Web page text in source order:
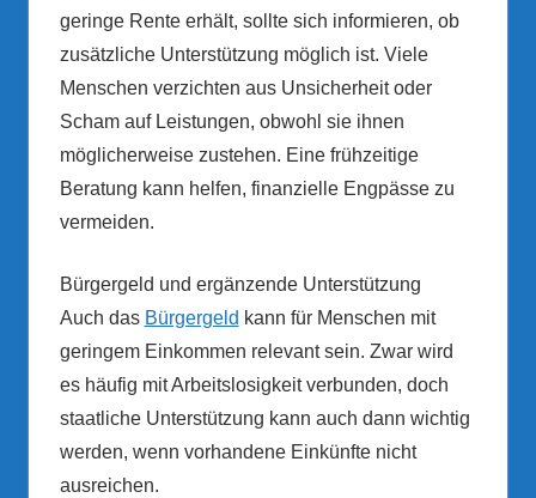
geringe Rente erhält, sollte sich informieren, ob
zusätzliche Unterstützung möglich ist. Viele
Menschen verzichten aus Unsicherheit oder
Scham auf Leistungen, obwohl sie ihnen
möglicherweise zustehen. Eine frühzeitige
Beratung kann helfen, finanzielle Engpässe zu
vermeiden.
Bürgergeld und ergänzende Unterstützung
Auch das Bürgergeld kann für Menschen mit
geringem Einkommen relevant sein. Zwar wird
es häufig mit Arbeitslosigkeit verbunden, doch
staatliche Unterstützung kann auch dann wichtig
werden, wenn vorhandene Einkünfte nicht
ausreichen.